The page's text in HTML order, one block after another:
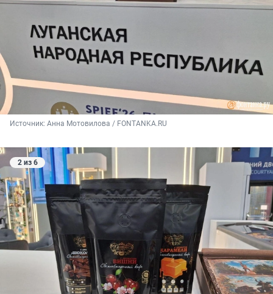
Источник: Анна Мотовилова / FONTANKA.RU
2 из 6